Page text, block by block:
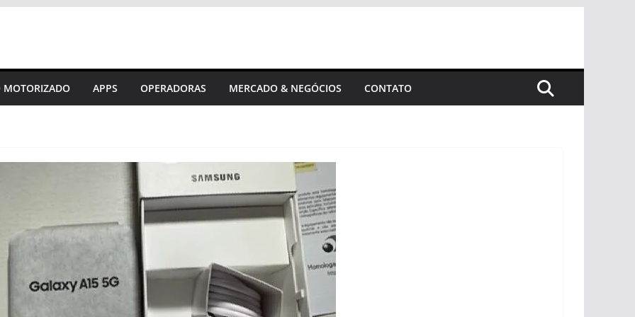
APPS OPERADORAS MERCADO & NEGÓCIOS CONTATO